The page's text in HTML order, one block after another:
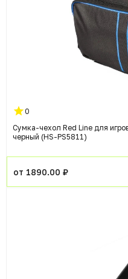
0
Сумка-чехол Red Line для
черный (HS-PS5811)
от 1890.00 ₽